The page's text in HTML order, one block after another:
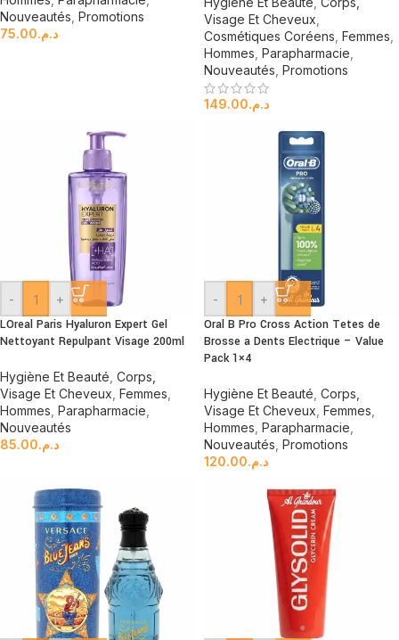
Nouveautés Promotions
د.م.75.00
Visage Et Cheveux
Cosmétiques Coréens Femmes
Hommes Parapharmacie
Nouveautés Promotions
د.م.149.00
- +
LOreal Paris Hyaluron Expert Gel
Nettoyant Repulpant Visage 200ml
Hygiène Et Beauté Corps,
Visage Et Cheveux Femmes
Hommes Parapharmacie
Nouveautés
د.م.85.00
- +
Oral B Pro Cross Action Tetes de
Brosse a Dents Electrique – Value
Pack 1×4
Hygiène Et Beauté Corps,
Visage Et Cheveux Femmes
Hommes Parapharmacie
Nouveautés Promotions
د.م.120.00